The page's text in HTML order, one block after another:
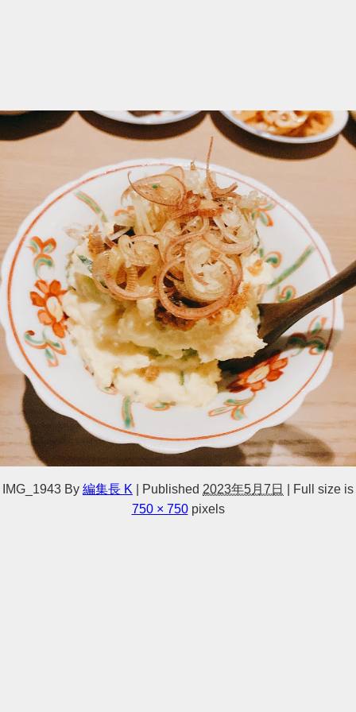
IMG_1943 By 編集長 K Published 2023年5月7日
Full size is
750 × 750pixels